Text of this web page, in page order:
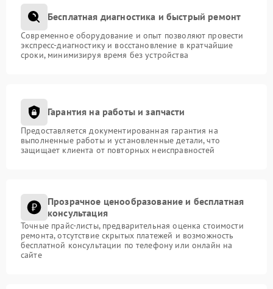
Бесплатная диагностика и быстрый ремонт
Современное оборудование и опыт позволяют провести
экспресс-диагностику и восстановление в кратчайшие
сроки, минимизируя время без устройства
Гарантия на работы и запчасти
Предоставляется документированная гарантия на
выполненные работы и установленные детали, что
защищает клиента от повторных неисправностей
Прозрачное ценообразование и бесплатная
консультация
Точные прайс-листы, предварительная оценка стоимости
ремонта, отсутствие скрытых платежей и возможность
бесплатной консультации по телефону или онлайн на
сайте